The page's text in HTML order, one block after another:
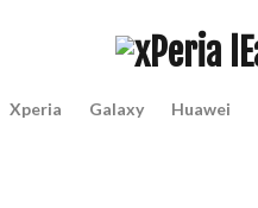
Xperia Galaxy Huawei